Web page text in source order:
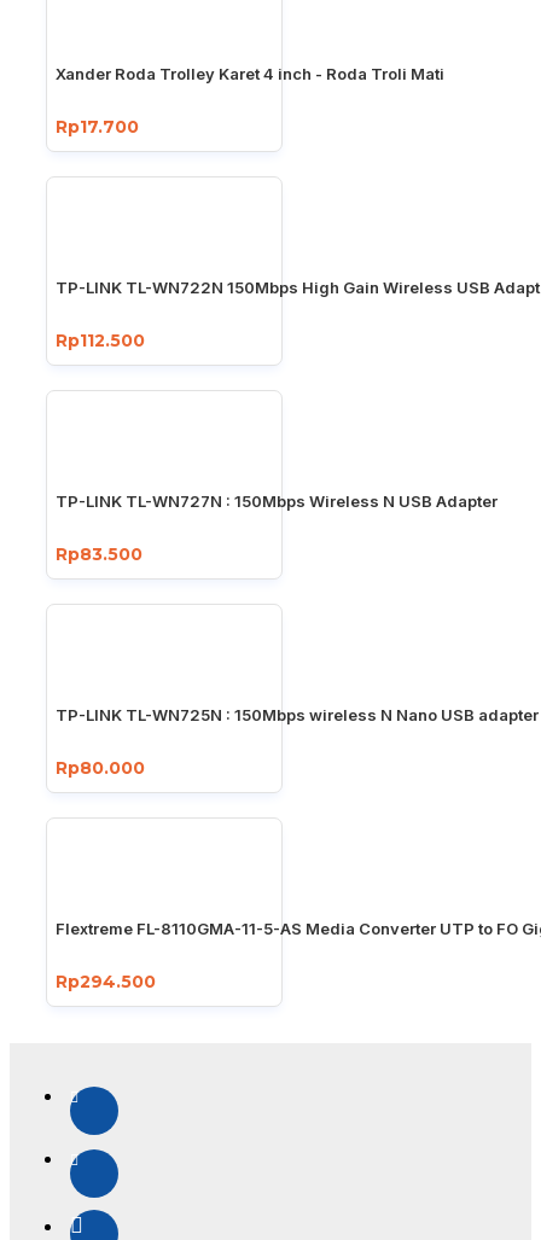
Xander Roda Trolley Karet 4 inch - Roda Troli Mati
Rp17.700
TP-LINK TL-WN722N 150Mbps High Gain Wireless USB
Rp112.500
TP-LINK TL-WN727N : 150Mbps Wireless N USB Adapter
Rp83.500
TP-LINK TL-WN725N : 150Mbps wireless N Nano USB adapter
Rp80.000
Flextreme FL-8110GMA-11-5-AS Media Converter UTP to FO
Rp294.500